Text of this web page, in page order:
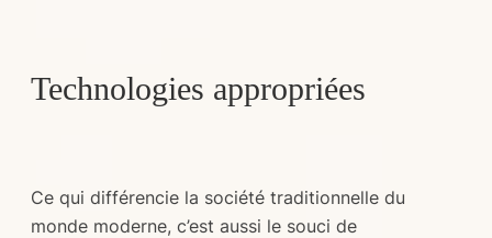
Technologies appropriées
Ce qui différencie la société traditionnelle du
monde moderne, c’est aussi le souci de